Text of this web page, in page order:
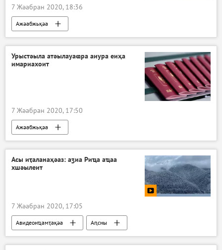
7 Жәабран 2020, 18:36
Ажәабжьқәа
Урыстәыла атәылауаҩра аиура еиҳа
имариахоит
7 Жәабран 2020, 17:50
Ажәабжьқәа
Асы иҭаланаҳәаз: аӡиа Риҵа аҵаа
хшәылеит
7 Жәабран 2020, 17:05
Авидеонҵамҭақәа Аԥсны